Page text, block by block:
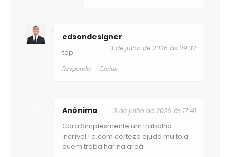
edsondesigner
3 de julho de 2026 às 09:32
top
Responder Excluir
Anônimo 3 de julho de 2026 às 17:41
Cara Simplesmente um trabalho
incrível ! e com certeza ajuda muito a
quem trabalhar na areá